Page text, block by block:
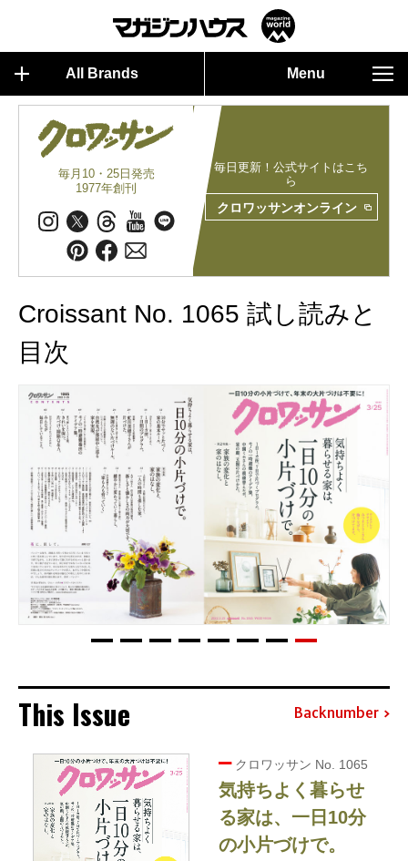
All Brands Menu
毎月10・25日発売
1977年創刊
毎日更新！公式サイトはこち
ら
クロワッサンオンライン
Croissant No. 1065 試し読みと
目次
This Issue Backnumber
クロワッサン No. 1065
気持ちよく暮らせ
る家は、一日10分
の小片づけで。